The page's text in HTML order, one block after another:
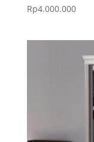
Rp4.000.000